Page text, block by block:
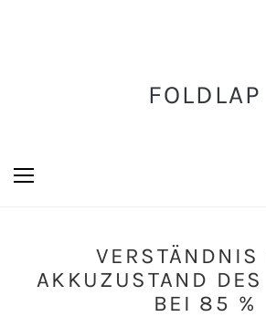
FOLDLAP
VERSTÄNDNIS
AKKUZUSTAND
BEI 85 %